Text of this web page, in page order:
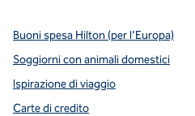
Buoni spesa Hilton (per l’Europa)
Soggiorni con animali domestici
Ispirazione di viaggio
Carte di credito